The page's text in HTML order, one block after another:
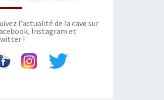
l’actualité de la cave sur
, Instagram et
!